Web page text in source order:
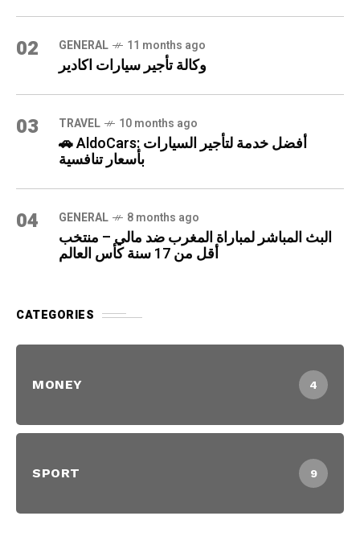
02 GENERAL 11 months ago
وكالة تأجير سيارات اكادير
03 TRAVEL 10 months ago
🚗 AldoCars: أفضل خدمة لتأجير السيارات
بأسعار تنافسية
04 GENERAL 8 months ago
البث المباشر لمباراة المغرب ضد مالي – منتخب
أقل من 17 سنة كأس العالم
CATEGORIES
MONEY 4
SPORT 9